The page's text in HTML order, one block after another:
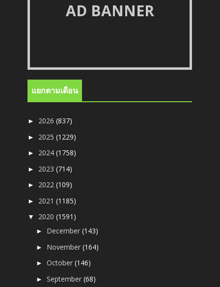
AD BANNER
แยกตามเดือน
► 2026(837)
► 2025(1229)
► 2024(1758)
► 2023(714)
► 2022(109)
► 2021(1185)
▼ 2020(1591)
► December(143)
► November(164)
►October(146)
►September(68)